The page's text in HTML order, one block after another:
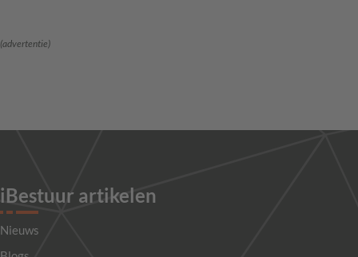
(advertentie)
iBestuur artikelen
Nieuws